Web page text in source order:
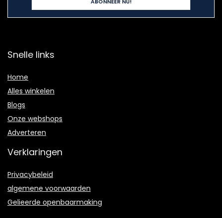
Snelle links
Home
Alles winkelen
Blogs
Onze webshops
Adverteren
Verklaringen
Privacybeleid
algemene voorwaarden
Gelieerde openbaarmaking